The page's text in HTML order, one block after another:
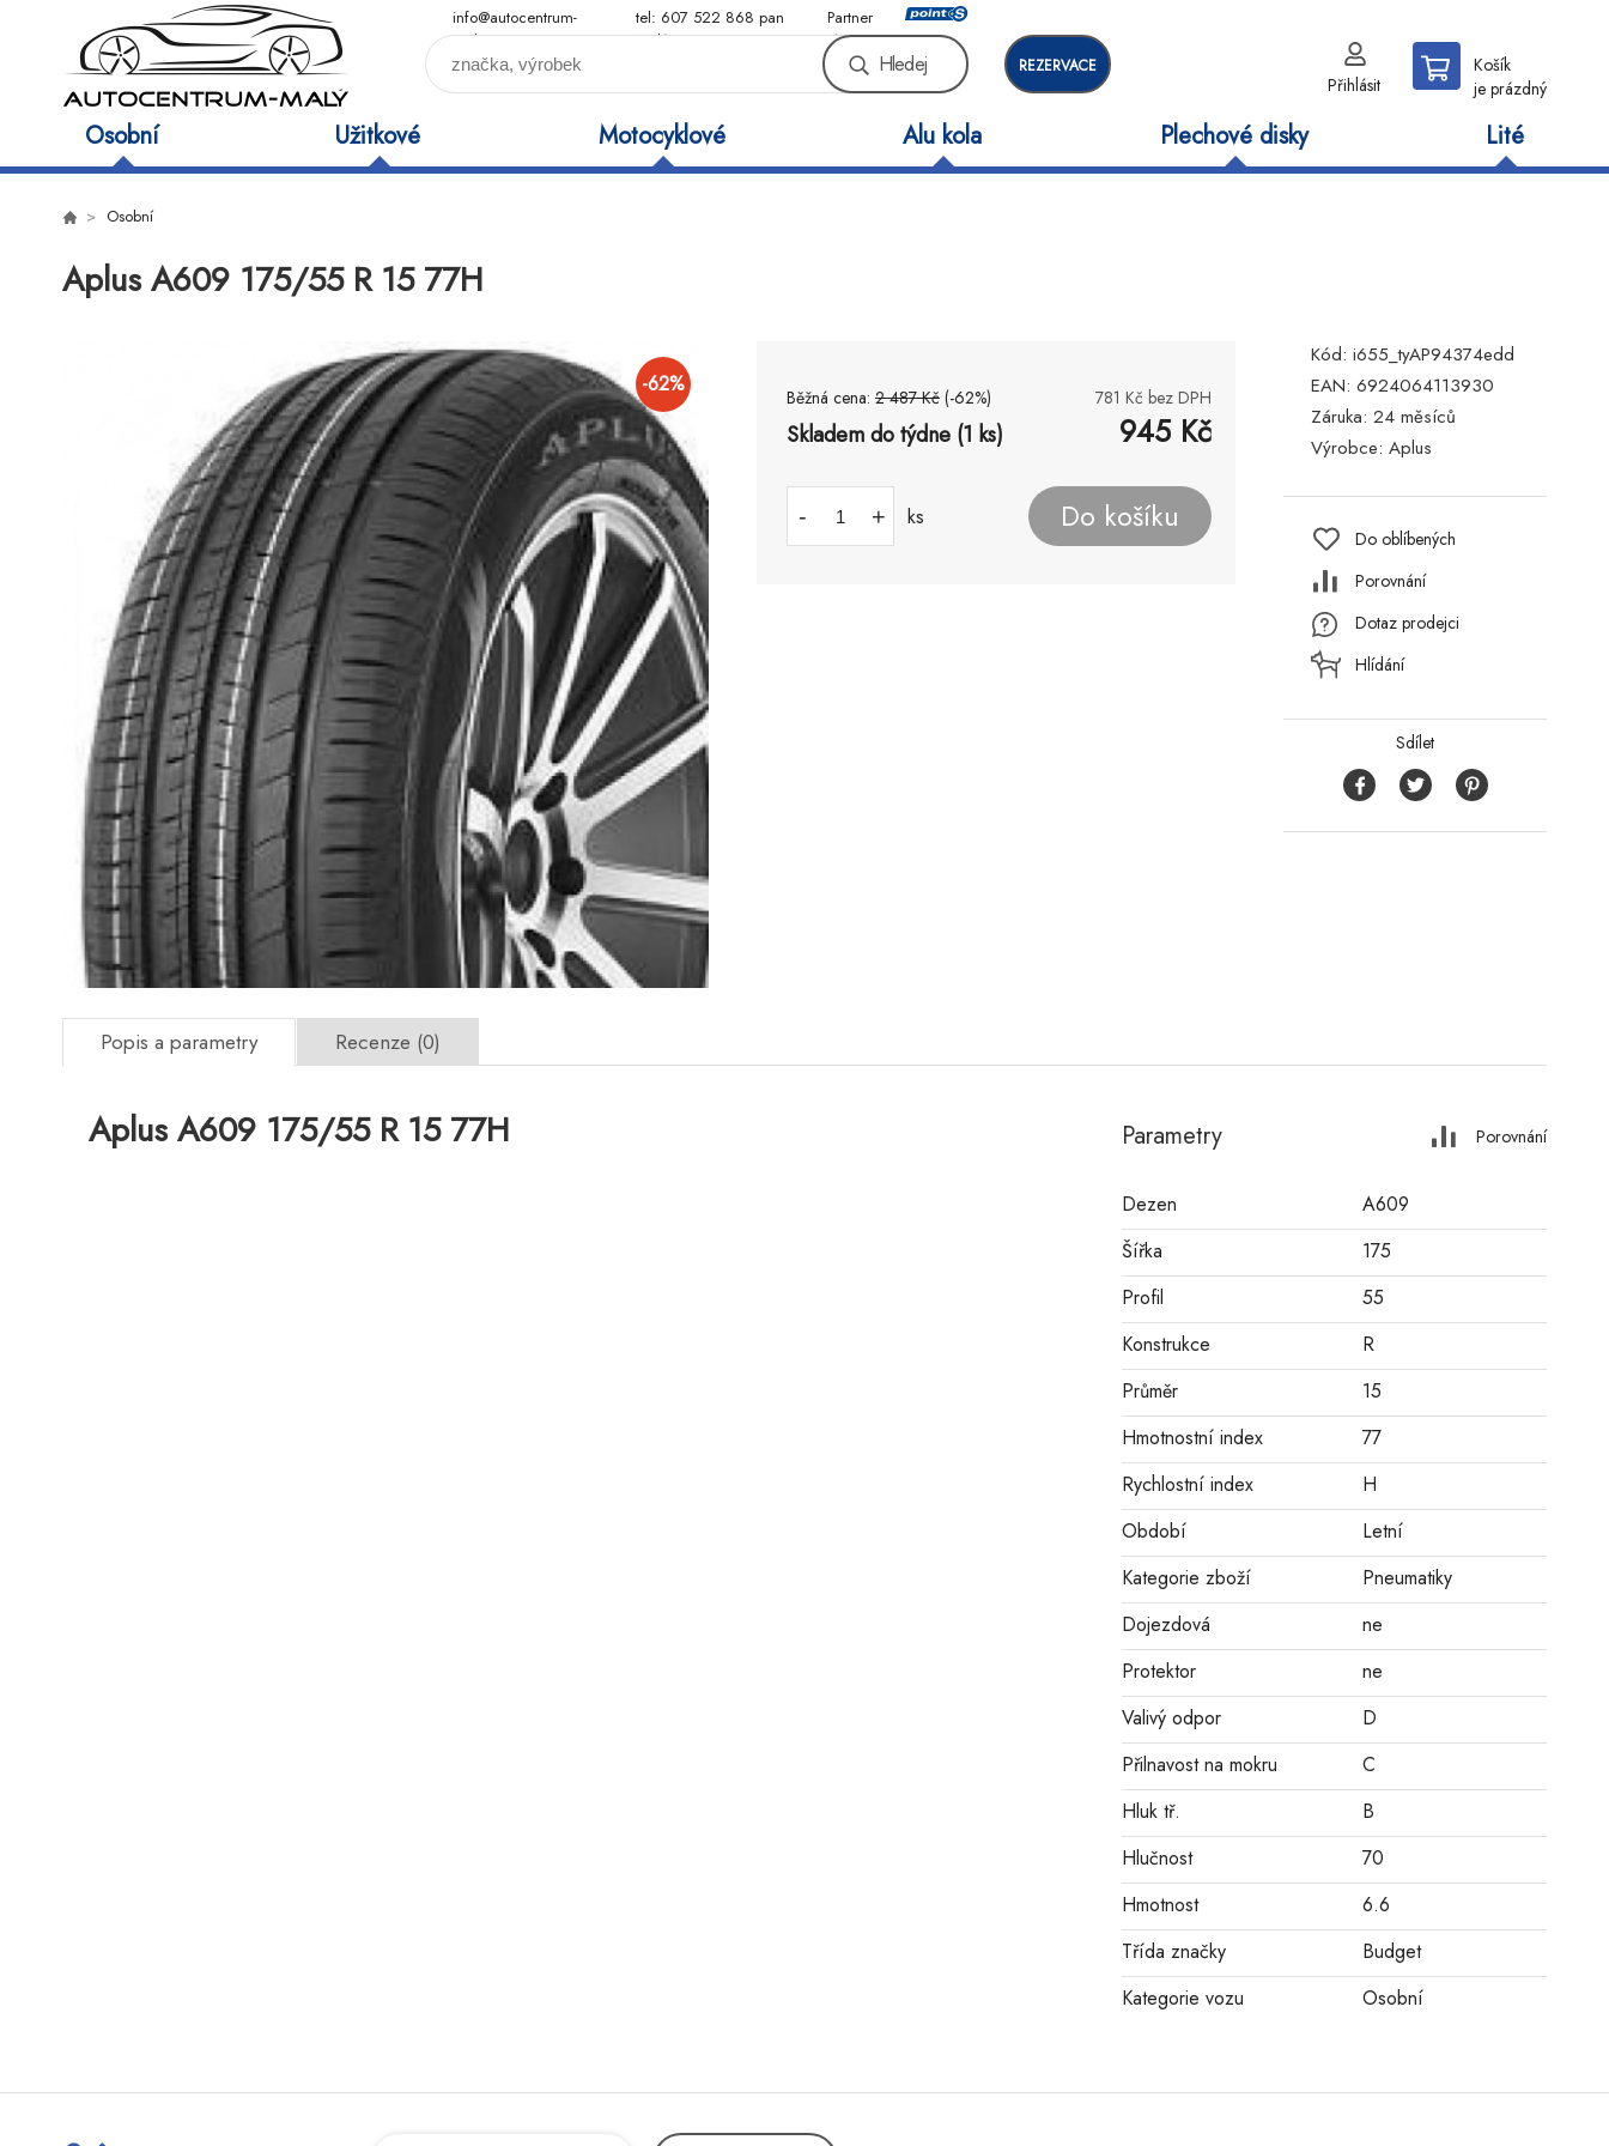
info@autocentrum-
maly.cz
tel: 607 522 868 pan
Malý
Partner
sítě
Hledej REZERVACE
Přihlásit
Košík
je prázdný
Osobní Užitkové Motocyklové Alu kola Plechové disky Lité
Osobní
Aplus A609 175/55 R 15 77H
-62% Běžná cena: 2 487 Kč (-62%) 781 Kč bez DPH
Skladem do týdne (1 ks) 945 Kč
- + ks Do košíku
Kód: i655_tyAP94374edd
EAN: 6924064113930
Záruka: 24 měsíců
Výrobce: Aplus
Do oblíbených
Porovnání
Dotaz prodejci
Hlídání
Sdílet
Popis a parametry Recenze (0)
Aplus A609 175/55 R 15 77H Parametry Porovnání
Dezen
A609
Šířka
175
Profil
55
Konstrukce
R
Průměr
15
Hmotnostní index
77
Rychlostní index
H
Období
Letní
Kategorie zboží
Pneumatiky
Dojezdová
ne
Protektor
ne
Valivý odpor
D
Přilnavost na mokru
C
Hluk tř.
B
Hlučnost
70
Hmotnost
6.6
Třída značky
Budget
Kategorie vozu
Osobní